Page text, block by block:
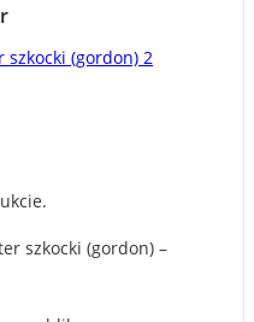
szkocki (gordon) 2
szkocki (gordon) –